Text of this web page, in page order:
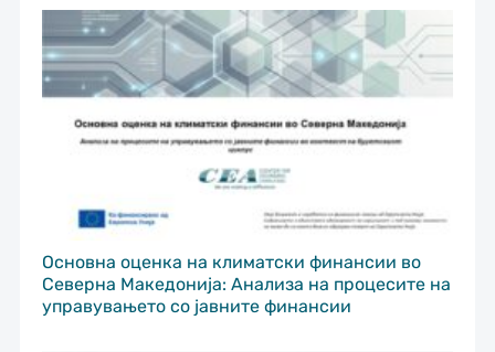
Основна оценка на климатски финансии во
Северна Македонија: Анализа на процесите на
управувањето со јавните финансии